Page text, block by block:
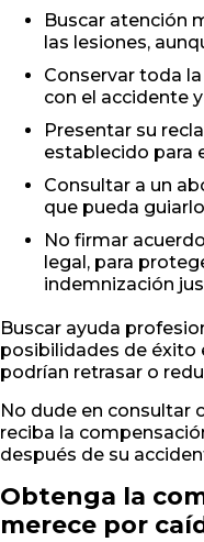
Buscar atención
las lesiones,
Conservar toda
con el accidente
Presentar su
establecido para
Consultar a un
que pueda
No firmar
legal, para
indemnización
Buscar ayuda
posibilidades de éxito
podrían retrasar o
No dude en consultar
reciba la
después de su
Obtenga la
merece por